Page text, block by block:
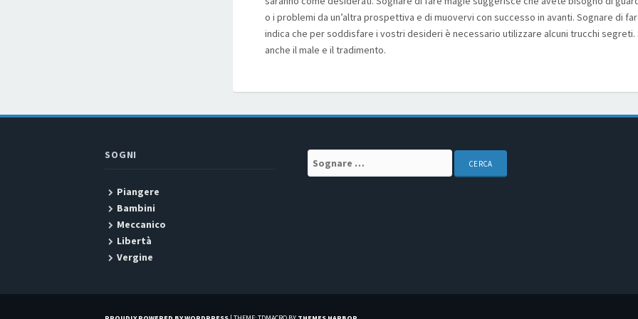
o i problemi da un’altra prospettiva e di muovervi con successo in avanti. Sognare di
indica che per soddisfare i vostri desideri è necessario utilizzare alcuni trucchi segreti.
anche il male e il tradimento.
SOGNI
Piangere
Bambini
Meccanico
Libertà
Vergine
Search for: